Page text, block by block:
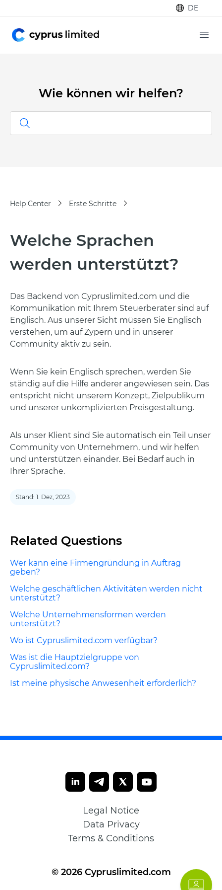
DE
Wie können wir helfen?
Help Center Erste Schritte
Welche Sprachen
werden unterstützt?
Das Backend von Cypruslimited.com und die
Kommunikation mit Ihrem Steuerberater sind auf
Englisch. Aus unserer Sicht müssen Sie Englisch
verstehen, um auf Zypern und in unserer
Community aktiv zu sein.
Wenn Sie kein Englisch sprechen, werden Sie
ständig auf die Hilfe anderer angewiesen sein. Das
entspricht nicht unserem Konzept, Zielpublikum
und unserer unkomplizierten Preisgestaltung.
Als unser Klient sind Sie automatisch ein Teil unser
Community von Unternehmern, und wir helfen
und unterstützen einander. Bei Bedarf auch in
Ihrer Sprache.
Stand: 1. Dez, 2023
Related Questions
Wer kann eine Firmengründung in Auftrag
geben?
Welche geschäftlichen Aktivitäten werden nicht
unterstützt?
Welche Unternehmensformen werden
unterstützt?
Wo ist Cypruslimited.com verfügbar?
Was ist die Hauptzielgruppe von
Cypruslimited.com?
Ist meine physische Anwesenheit erforderlich?
© 2026 Cypruslimited.com
Legal Notice
Data Privacy
Terms & Conditions